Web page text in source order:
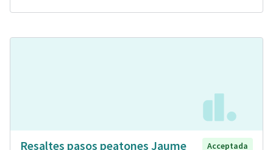
Resaltes pasos peatones Jaume
Acceptada